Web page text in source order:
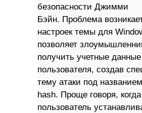
безопасности Джимми
Бэйн. Проблема
настроек темы для
позволяет
получить учетные данные
пользователя, создав
тему атаки под
hash. Проще говоря, когда
пользователь